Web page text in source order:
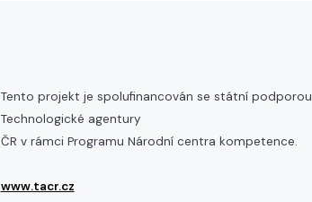
Tento projekt je spolufinancován se státní podporou
Technologické agentury
ČR v rámci Programu Národní centra kompetence.
www.tacr.cz